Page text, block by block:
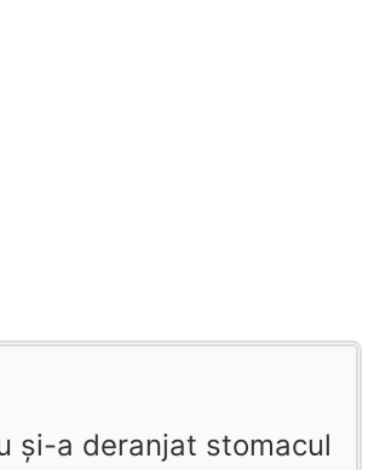
şi-a deranjat stomacul